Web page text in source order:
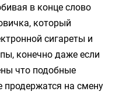
в конце слово
который
сигареты и
конечно даже если
что подобные
продержатся на смену